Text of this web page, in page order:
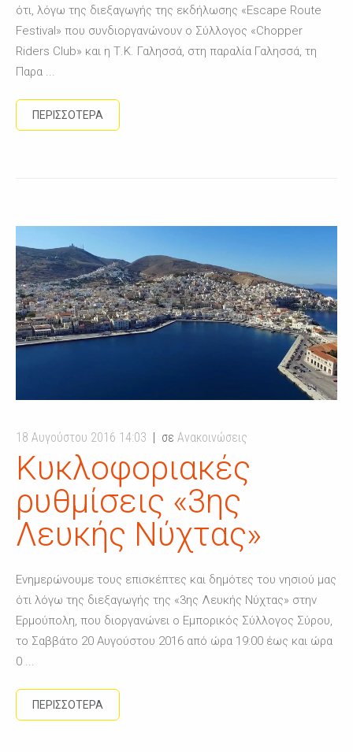
ότι, λόγω της διεξαγωγής της εκδήλωσης «Escape Route
Festival» που συνδιοργανώνουν ο Σύλλογος «Chopper
Riders Club» και η Τ.Κ. Γαλησσά, στη παραλία Γαλησσά, τη
Παρα ...
ΠΕΡΙΣΣΟΤΕΡΑ
18 Αυγούστου 2016 14:03 σε Ανακοινώσεις
Kυκλοφοριακές
ρυθμίσεις «3ης
Λευκής Νύχτας»
Ενημερώνουμε τους επισκέπτες και δημότες του νησιού μας
ότι λόγω της διεξαγωγής της «3ης Λευκής Νύχτας» στην
Ερμούπολη, που διοργανώνει ο Εμπορικός Σύλλογος Σύρου,
το Σαββάτο 20 Αυγούστου 2016 από ώρα 19:00 έως και ώρα
0 ...
ΠΕΡΙΣΣΟΤΕΡΑ